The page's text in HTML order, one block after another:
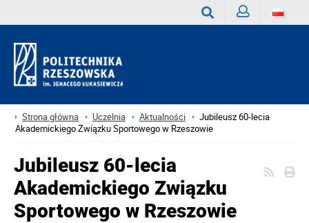
Strona główna Uczelnia Aktualności
Jubileusz 60-lecia
Akademickiego Związku Sportowego w Rzeszowie
Jubileusz 60-lecia
Akademickiego Związku
Sportowego w Rzeszowie